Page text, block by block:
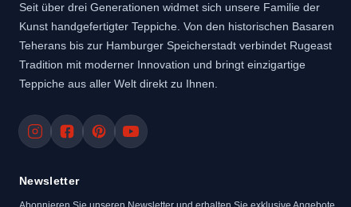
Seit über drei Generationen widmet sich unsere Familie der
Kunst handgefertigter Teppiche. Von den historischen Basaren
Teherans bis zur Hamburger Speicherstadt verbindet Rugeast
Tradition mit moderner Innovation und bringt einzigartige
Teppiche aus aller Welt direkt zu Ihnen.
Newsletter